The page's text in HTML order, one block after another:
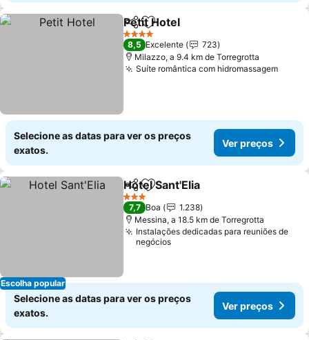
PartilharAdicionar aos favoritos
Petit Hotel
4 Estrelas
8,5 Excelente
723
Milazzo, a 9.4 km de Torregrotta
Suíte romântica com hidromassagem
Selecione as datas para ver os preços
exatos.
Ver preços
Escolha popular
PartilharAdicionar aos favoritos
Hotel Sant'Elia
3 Estrelas
7,7 Boa
1.238
Messina, a 18.5 km de Torregrotta
Instalações dedicadas para reuniões de
negócios
Selecione as datas para ver os preços
exatos.
Ver preços